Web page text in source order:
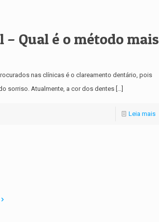
– Qual é o método mais
nas clínicas é o clareamento dentário, pois
sorriso. Atualmente, a cor dos dentes
Leia mais